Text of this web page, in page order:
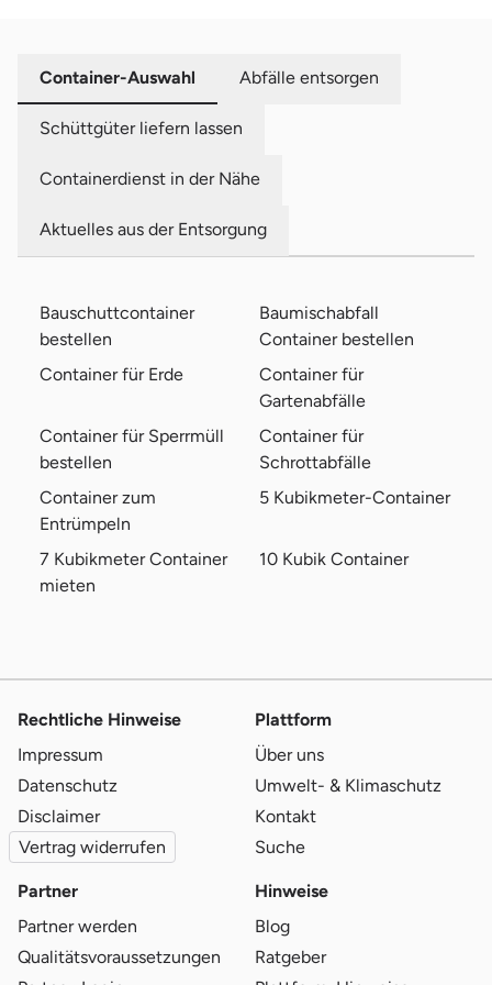
Container-Auswahl Abfälle entsorgen
Schüttgüter liefern lassen
Containerdienst in der Nähe
Aktuelles aus der Entsorgung
Bauschuttcontainer
bestellen
Baumischabfall
Container bestellen
Container für Erde
Container für
Gartenabfälle
Container für Sperrmüll
bestellen
Container für
Schrottabfälle
Container zum
Entrümpeln
5 Kubikmeter-Container
7 Kubikmeter Container
mieten
10 Kubik Container
Rechtliche Hinweise
Impressum
Datenschutz
Disclaimer
Vertrag widerrufen
Plattform
Über uns
Umwelt- & Klimaschutz
Kontakt
Suche
Partner
Partner werden
Qualitätsvoraussetzungen
Hinweise
Blog
Ratgeber